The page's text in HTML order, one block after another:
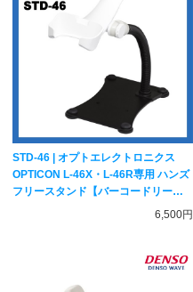
STD-46 | オプトエレクトロニクス
OPTICON L-46X・L-46R専用 ハンズ
フリースタンド【バーコードリーダ
6,500円